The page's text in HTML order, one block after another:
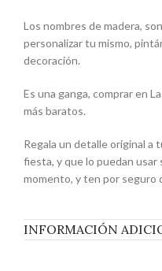
Los nombres de madera,
personalizar tu mismo,
decoración.
Es una ganga, comprar en
más baratos.
Regala un detalle original a
fiesta, y que lo puedan
momento, y ten por seguro
INFORMACIÓN